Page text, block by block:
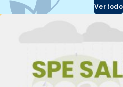
Ver todo